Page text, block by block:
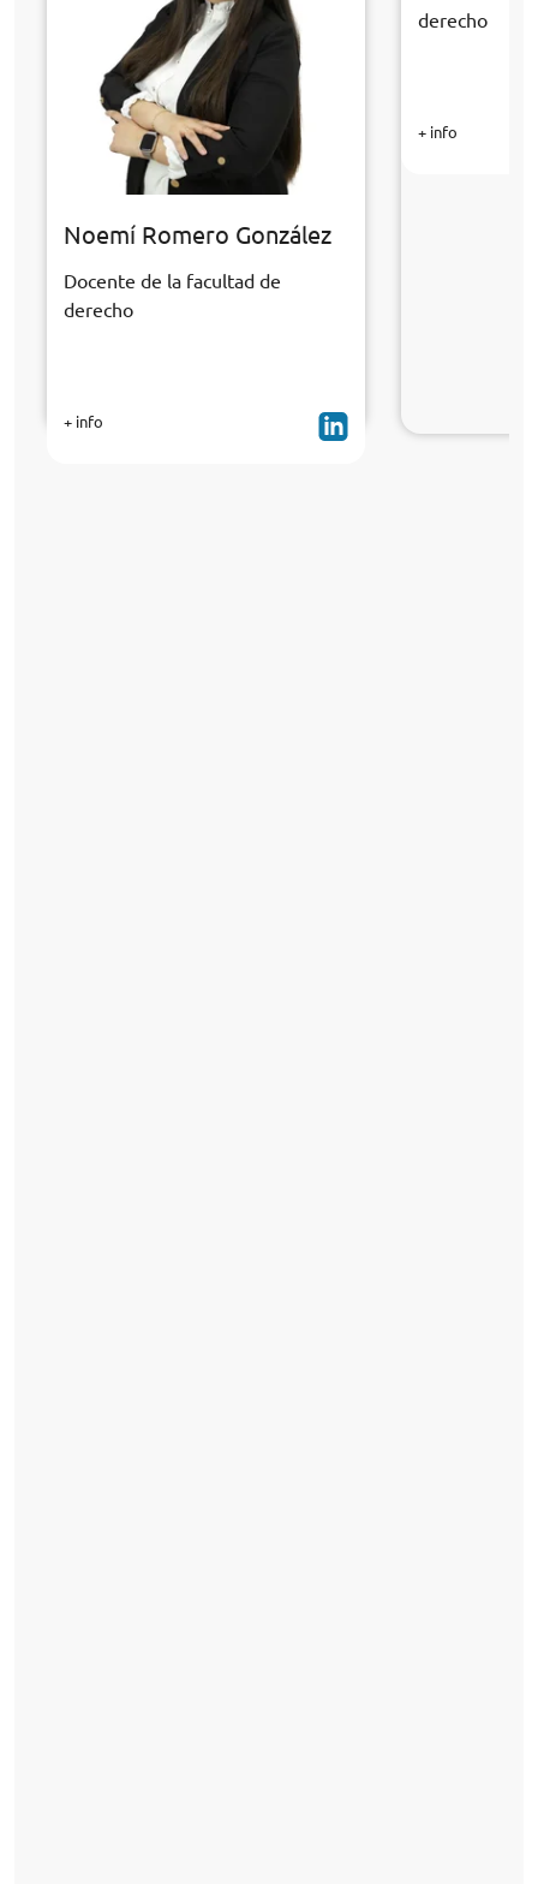
Noemí Romero González
Docente de la facultad de
derecho
+ info
derecho
+ info